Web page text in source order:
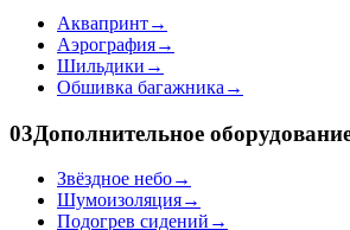
Аквапринт→
Аэрография→
Шильдики →
Обшивка багажника →
03Дополнительное
Звёздное небо→
Шумоизоляция→
Подогрев сидений →